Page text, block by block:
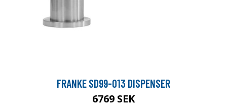
FRANKE SD99-013 DISPENSER
6769 SEK